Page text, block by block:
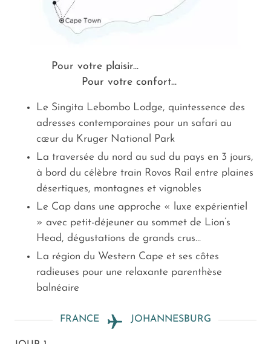
Pour votre plaisir...
Pour votre confort...
Le Singita Lebombo Lodge, quintessence des
adresses contemporaines pour un safari au
cœur du Kruger National Park
La traversée du nord au sud du pays en 3 jours,
à bord du célèbre train Rovos Rail entre plaines
désertiques, montagnes et vignobles
Le Cap dans une approche « luxe expérientiel
» avec petit-déjeuner au sommet de Lion’s
Head, dégustations de grands crus…
La région du Western Cape et ses côtes
radieuses pour une relaxante parenthèse
balnéaire
FRANCE JOHANNESBURG